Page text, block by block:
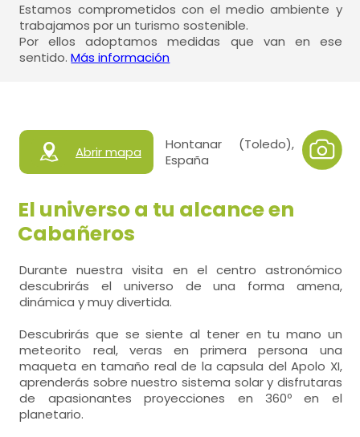
Estamos comprometidos con el medio ambiente y
trabajamos por un turismo sostenible.
Por ellos adoptamos medidas que van en ese
sentido.Más información
Abrir mapa
Hontanar (Toledo),
España
El universo a tu alcance en
Cabañeros
Durante nuestra visita en el centro astronómico
descubrirás el universo de una forma amena,
dinámica y muy divertida.
Descubrirás que se siente al tener en tu mano un
meteorito real, veras en primera persona una
maqueta en tamaño real de la capsula del Apolo XI,
aprenderás sobre nuestro sistema solar y disfrutaras
de apasionantes proyecciones en 360º en el
planetario.